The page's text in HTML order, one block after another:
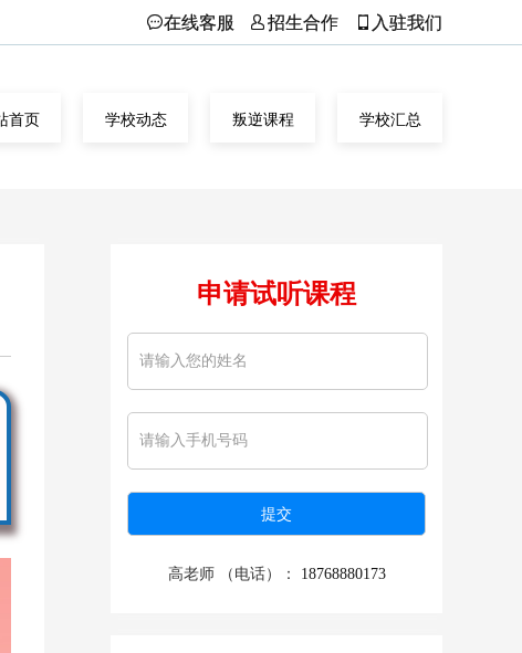
在线客服 招生合作 入驻我们
首页 学校动态 叛逆课程 学校汇总
申请试听课程
高老师 （电话）： 18768880173